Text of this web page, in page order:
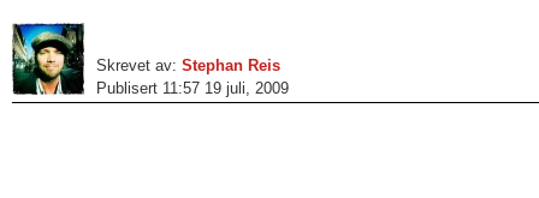
Skrevet av: Stephan Reis
Publisert 11:57 19 juli, 2009